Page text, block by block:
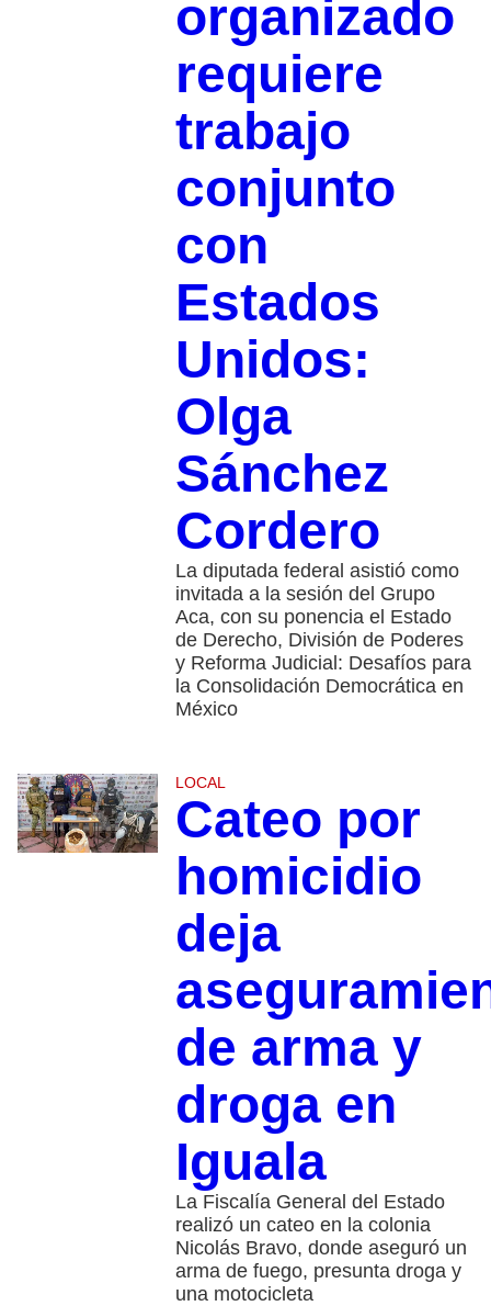
organizado
requiere
trabajo
conjunto
con
Estados
Unidos:
Olga
Sánchez
Cordero
La diputada federal asistió como
invitada a la sesión del Grupo
Aca, con su ponencia el Estado
de Derecho, División de Poderes
y Reforma Judicial: Desafíos para
la Consolidación Democrática en
México
LOCAL
Cateo por
homicidio
deja
de arma y
droga en
Iguala
La Fiscalía General del Estado
realizó un cateo en la colonia
Nicolás Bravo, donde aseguró un
arma de fuego, presunta droga y
una motocicleta